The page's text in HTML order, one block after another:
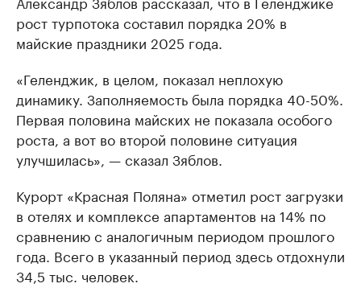
рост турпотока составил порядка 20% в
майские праздники 2025 года.
«Геленджик, в целом, показал неплохую
динамику. Заполняемость была порядка 40-50%.
Первая половина майских не показала особого
роста, а вот во второй половине ситуация
улучшилась», — сказал Зяблов.
Курорт «Красная Поляна» отметил рост загрузки
в отелях и комплексе апартаментов на 14% по
сравнению с аналогичным периодом прошлого
года. Всего в указанный период здесь отдохнули
34,5 тыс. человек.